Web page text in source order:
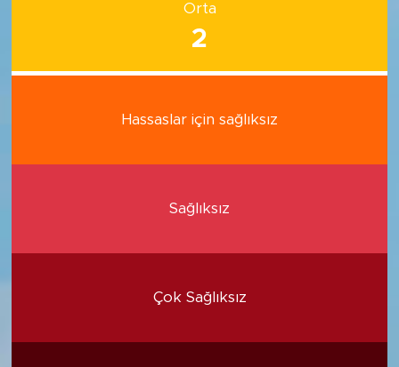
Orta
2
Hassaslar için sağlıksız
Sağlıksız
Çok Sağlıksız